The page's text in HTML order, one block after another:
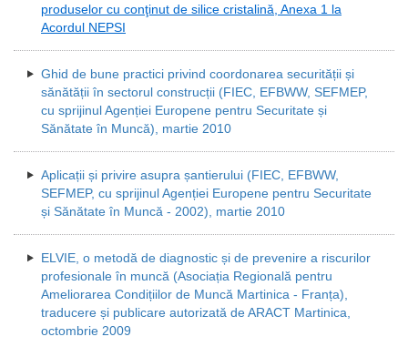
produselor cu conţinut de silice cristalină, Anexa 1 la
Acordul NEPSI
Ghid de bune practici privind coordonarea securității și
sănătății în sectorul construcții (FIEC, EFBWW, SEFMEP,
cu sprijinul Agenției Europene pentru Securitate și
Sănătate în Muncă), martie 2010
Aplicații și privire asupra șantierului (FIEC, EFBWW,
SEFMEP, cu sprijinul Agenției Europene pentru Securitate
și Sănătate în Muncă - 2002), martie 2010
ELVIE, o metodă de diagnostic și de prevenire a riscurilor
profesionale în muncă (Asociația Regională pentru
Ameliorarea Condițiilor de Muncă Martinica - Franța),
traducere și publicare autorizată de ARACT Martinica,
octombrie 2009